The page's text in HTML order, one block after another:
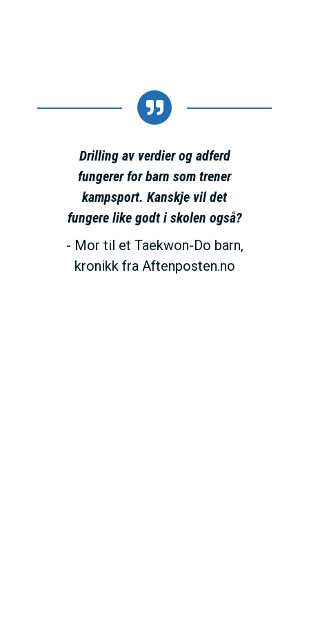
Drilling av verdier og adferd
fungerer for barn som trener
kampsport. Kanskje vil det
fungere like godt i skolen også?
Mor til et Taekwon-Do barn,
kronikk fra Aftenposten.no